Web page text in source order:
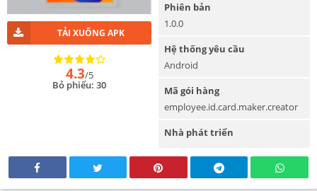
TẢI XUỐNG APK
4.3/5
Bỏ phiếu: 30
Phiên bản
1.0.0
Hệ thống yêu cầu
Android
Mã gói hàng
employee.id.card.maker.creator
Nhà phát triển